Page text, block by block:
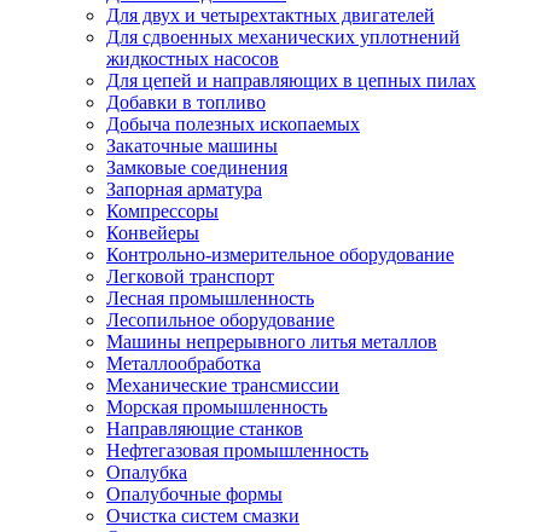
Для двух и четырехтактных двигателей
Для сдвоенных механических уплотнений
жидкостных насосов
Для цепей и направляющих в цепных пилах
Добавки в топливо
Добыча полезных ископаемых
Закаточные машины
Замковые соединения
Запорная арматура
Компрессоры
Конвейеры
Контрольно-измерительное оборудование
Легковой транспорт
Лесная промышленность
Лесопильное оборудование
Машины непрерывного литья металлов
Металлообработка
Механические трансмиссии
Морская промышленность
Направляющие станков
Нефтегазовая промышленность
Опалубка
Опалубочные формы
Очистка систем смазки